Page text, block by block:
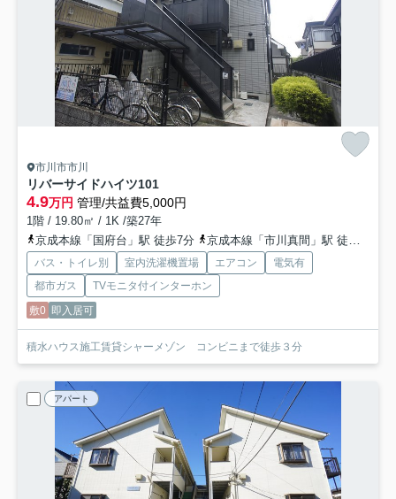
市川市市川
リバーサイドハイツ101
4.9万円 管理/共益費5,000円
1階 / 19.80㎡ / 1K /築27年
京成本線「国府台」駅 徒歩7分
京成本線「市川真間」駅 徒歩21分
バス・トイレ別 室内洗濯機置場 エアコン
電気有
都市ガス
TVモニタ付インターホン
敷0 即入居可
積水ハウス施工賃貸シャーメゾン コンビニまで徒歩３分
アパート